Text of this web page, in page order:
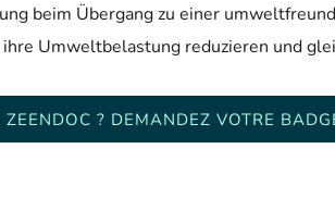
beim Übergang zu einer
Umweltbelastung reduzieren und
ZEENDOC ? DEMANDEZ VOTRE